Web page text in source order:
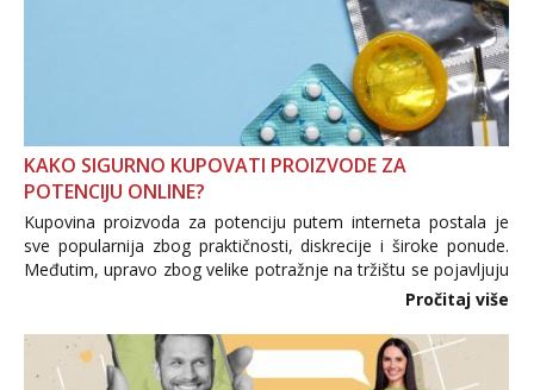
KAKO SIGURNO KUPOVATI PROIZVODE ZA
POTENCIJU ONLINE?
Kupovina proizvoda za potenciju putem interneta postala je
sve popularnija zbog praktičnosti, diskrecije i široke ponude.
Međutim, upravo zbog velike potražnje na tržištu se pojavljuju
i brojni krivotvoreni proizvodi, nepouzdane internetske
Pročitaj više